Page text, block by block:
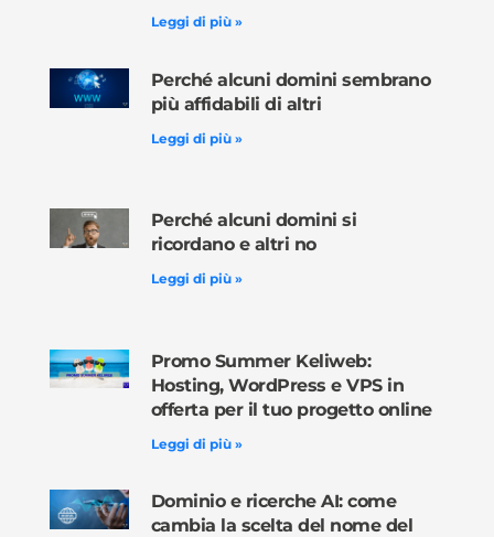
Leggi di più »
Perché alcuni domini sembrano
più affidabili di altri
Leggi di più »
Perché alcuni domini si
ricordano e altri no
Leggi di più »
Promo Summer Keliweb:
Hosting, WordPress e VPS in
offerta per il tuo progetto online
Leggi di più »
Dominio e ricerche AI: come
cambia la scelta del nome del